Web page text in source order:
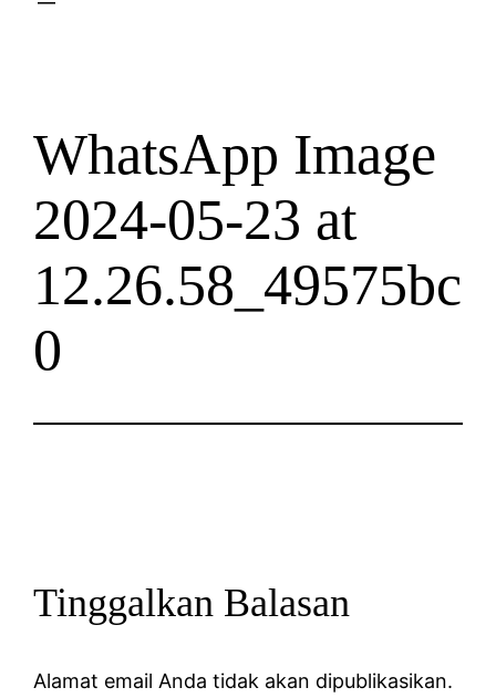
WhatsApp Image
2024-05-23 at
12.26.58_49575bc
0
Tinggalkan Balasan
Alamat email Anda tidak akan dipublikasikan.